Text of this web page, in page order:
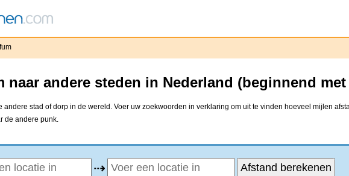
naar andere steden in Nederland (beginnend met
andere stad of dorp in de wereld. Voer uw zoekwoorden in verklaring om uit te vinden hoeveel mijlen
de andere punk.
⇢